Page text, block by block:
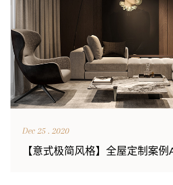
Dec 25 . 2020
【意式极简风格】全屋定制案例